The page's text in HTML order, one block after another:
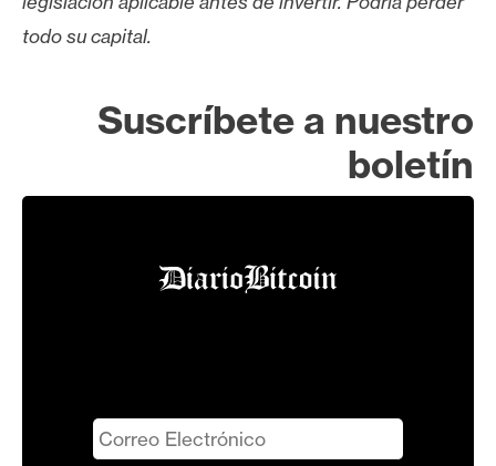
todo su capital.
Suscríbete a nuestro
boletín